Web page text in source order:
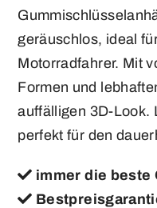
geräuschlos, ideal
Motorradfahrer. Mit
Formen und
auffälligen 3D-Look.
perfekt für den
immer die beste